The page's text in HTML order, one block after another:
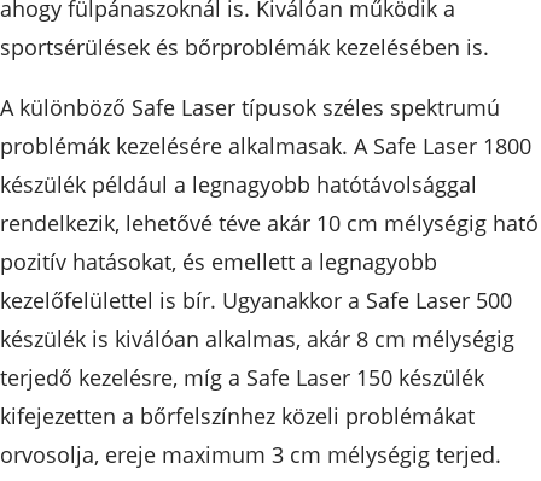
ahogy fülpánaszoknál is. Kiválóan működik a
sportsérülések és bőrproblémák kezelésében is.
A különböző Safe Laser típusok széles spektrumú
problémák kezelésére alkalmasak. A Safe Laser 1800
készülék például a legnagyobb hatótávolsággal
rendelkezik, lehetővé téve akár 10 cm mélységig ható
pozitív hatásokat, és emellett a legnagyobb
kezelőfelülettel is bír. Ugyanakkor a Safe Laser 500
készülék is kiválóan alkalmas, akár 8 cm mélységig
terjedő kezelésre, míg a Safe Laser 150 készülék
kifejezetten a bőrfelszínhez közeli problémákat
orvosolja, ereje maximum 3 cm mélységig terjed.